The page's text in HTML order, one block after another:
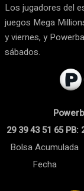
Los jugadores del
juegos Mega
y viernes, y
sábados.
29 39 43 51 65 PB:
Bolsa Acumulada
Fecha